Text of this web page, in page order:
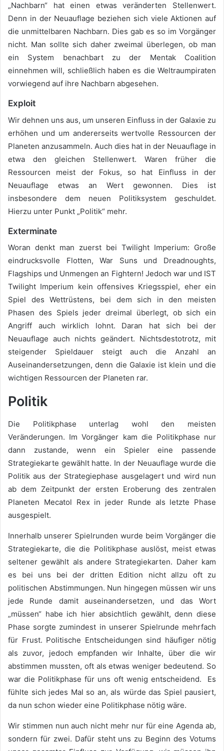
„Nachbarn“ hat einen etwas veränderten Stellenwert.
Denn in der Neuauflage beziehen sich viele Aktionen auf
die unmittelbaren Nachbarn. Dies gab es so im Vorgänger
nicht. Man sollte sich daher zweimal überlegen, ob man
ein System benachbart zu der Mentak Coalition
einnehmen will, schließlich haben es die Weltraumpiraten
vorwiegend auf ihre Nachbarn abgesehen.
Exploit
Wir dehnen uns aus, um unseren Einfluss in der Galaxie zu
erhöhen und um andererseits wertvolle Ressourcen der
Planeten anzusammeln. Auch dies hat in der Neuauflage in
etwa den gleichen Stellenwert. Waren früher die
Ressourcen meist der Fokus, so hat Einfluss in der
Neuauflage etwas an Wert gewonnen. Dies ist
insbesondere dem neuen Politiksystem geschuldet.
Hierzu unter Punkt „Politik“ mehr.
Exterminate
Woran denkt man zuerst bei Twilight Imperium: Große
eindrucksvolle Flotten, War Suns und Dreadnoughts,
Flagships und Unmengen an Fightern! Jedoch war und IST
Twilight Imperium kein offensives Kriegsspiel, eher ein
Spiel des Wettrüstens, bei dem sich in den meisten
Phasen des Spiels jeder dreimal überlegt, ob sich ein
Angriff auch wirklich lohnt. Daran hat sich bei der
Neuauflage auch nichts geändert. Nichtsdestotrotz, mit
steigender Spieldauer steigt auch die Anzahl an
Auseinandersetzungen, denn die Galaxie ist klein und die
wichtigen Ressourcen der Planeten rar.
Politik
Die Politikphase unterlag wohl den meisten
Veränderungen. Im Vorgänger kam die Politikphase nur
dann zustande, wenn ein Spieler eine passende
Strategiekarte gewählt hatte. In der Neuauflage wurde die
Politik aus der Strategiephase ausgelagert und wird nun
ab dem Zeitpunkt der ersten Eroberung des zentralen
Planeten Mecatol Rex in jeder Runde als letzte Phase
ausgespielt.
Innerhalb unserer Spielrunden wurde beim Vorgänger die
Strategiekarte, die die Politikphase auslöst, meist etwas
seltener gewählt als andere Strategiekarten. Daher kam
es bei uns bei der dritten Edition nicht allzu oft zu
politischen Abstimmungen. Nun hingegen müssen wir uns
jede Runde damit auseinandersetzen, und das Wort
„müssen“ habe ich hier absichtlich gewählt, denn diese
Phase sorgte zumindest in unserer Spielrunde mehrfach
für Frust. Politische Entscheidungen sind häufiger nötig
als zuvor, jedoch empfanden wir Inhalte, über die wir
abstimmen mussten, oft als etwas weniger bedeutend. So
war die Politikphase für uns oft wenig entscheidend. Es
fühlte sich jedes Mal so an, als würde das Spiel pausiert,
da nun schon wieder eine Politikphase nötig wäre.
Wir stimmen nun auch nicht mehr nur für eine Agenda ab,
sondern für zwei. Dafür steht uns zu Beginn des Votums